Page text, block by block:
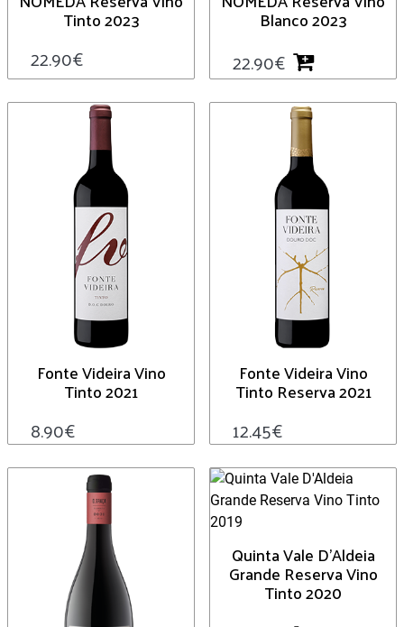
Tinto 2023
22.90€
Blanco 2023
22.90€
Fonte Videira Vino
Tinto 2021
8.90€
Fonte Videira Vino
Tinto Reserva 2021
12.45€
Quinta Vale D’Aldeia
Grande Reserva Vino
Tinto 2020